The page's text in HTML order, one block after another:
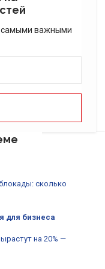
самыми важными
сколько
для бизнеса
на 20% —